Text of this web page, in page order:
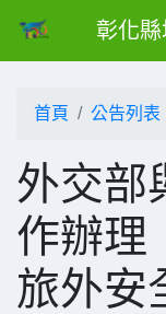
彰化
首頁 公告列表
外交部
作辦理
旅外安